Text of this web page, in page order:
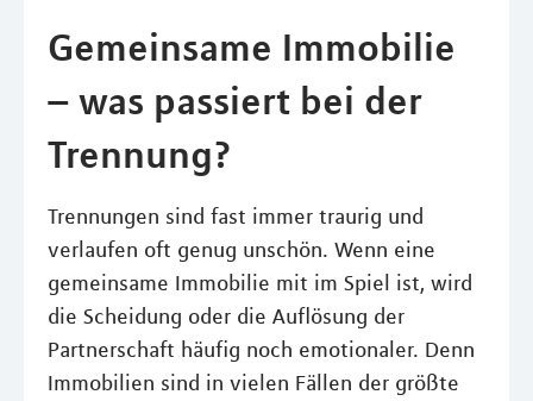
Gemeinsame Immobilie
– was passiert bei der
Trennung?
Trennungen sind fast immer traurig und
verlaufen oft genug unschön. Wenn eine
gemeinsame Immobilie mit im Spiel ist, wird
die Scheidung oder die Auflösung der
Partnerschaft häufig noch emotionaler. Denn
Immobilien sind in vielen Fällen der größte